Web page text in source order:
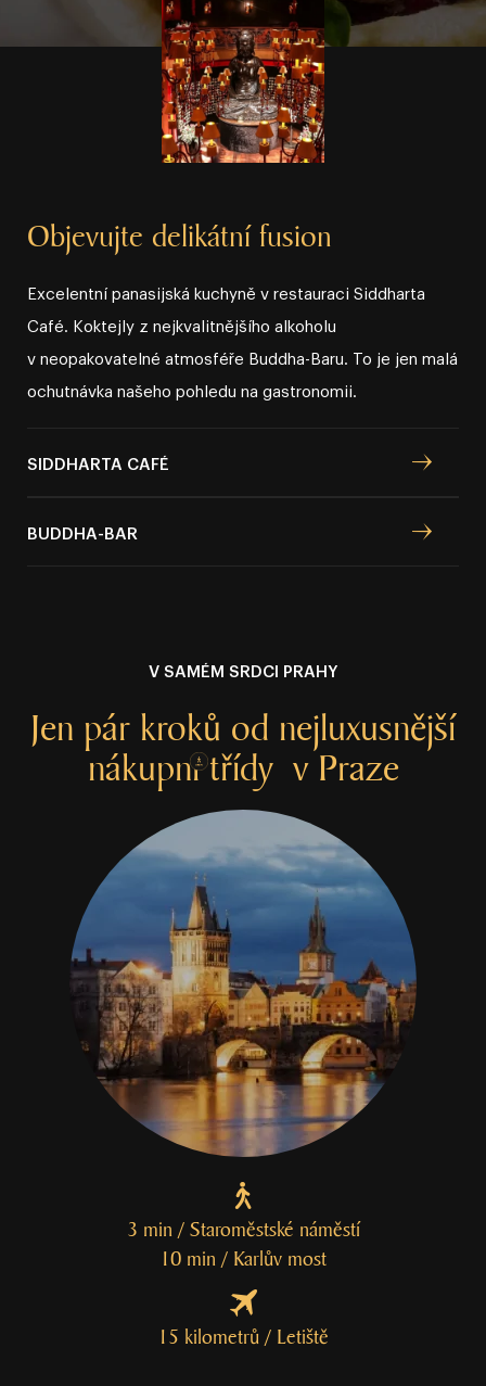
Objevujte delikátní fusion
Excelentní panasijská kuchyně v restauraci Siddharta
Café. Koktejly z nejkvalitnějšího alkoholu
v neopakovatelné atmosféře Buddha⁠⁠⁠⁠⁠⁠⁠⁠⁠⁠⁠⁠⁠-⁠⁠⁠⁠⁠⁠⁠⁠⁠⁠⁠⁠⁠Baru. To je jen malá
ochutnávka našeho pohledu na gastronomii.
SIDDHARTA CAFÉ
BUDDHA⁠⁠⁠⁠⁠⁠⁠⁠⁠⁠⁠⁠⁠⁠⁠⁠-⁠⁠⁠⁠⁠⁠⁠⁠⁠⁠⁠⁠⁠⁠⁠⁠BAR
V SAMÉM SRDCI PRAHY
Jen pár kroků od nejluxusnější
nákupnítřídy v Praze
3 min / Staroměstské náměstí
10 min / Karlův most
15 kilometrů / Letiště